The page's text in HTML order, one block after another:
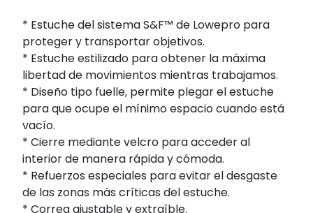
* Estuche del sistema S&F™ de Lowepro para
proteger y transportar objetivos.
* Estuche estilizado para obtener la máxima
libertad de movimientos mientras trabajamos.
* Diseño tipo fuelle, permite plegar el estuche
para que ocupe el mínimo espacio cuando está
vacío.
* Cierre mediante velcro para acceder al
interior de manera rápida y cómoda.
* Refuerzos especiales para evitar el desgaste
de las zonas más críticas del estuche.
* Correa ajustable y extraíble.